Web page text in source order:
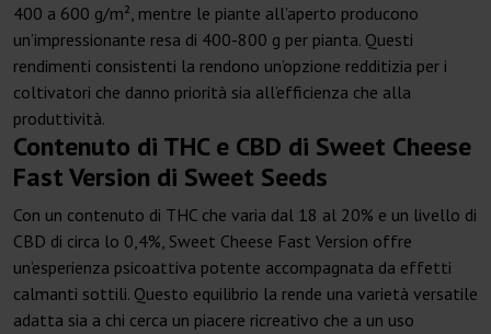
400 a 600 g/m², mentre le piante all’aperto producono
un’impressionante resa di 400-800 g per pianta. Questi
rendimenti consistenti la rendono un’opzione redditizia per i
coltivatori che danno priorità sia all’efficienza che alla
produttività.
Contenuto di THC e CBD di Sweet Cheese
Fast Version di Sweet Seeds
Con un contenuto di THC che varia dal 18 al 20% e un livello di
CBD di circa lo 0,4%, Sweet Cheese Fast Version offre
un’esperienza psicoattiva potente accompagnata da effetti
calmanti sottili. Questo equilibrio la rende una varietà versatile
adatta sia a chi cerca un piacere ricreativo che a un uso